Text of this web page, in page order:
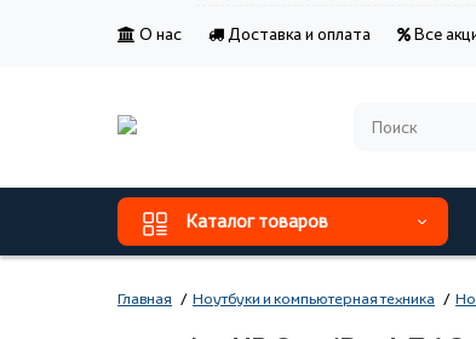
О нас Доставка и оплата Все
Каталог товаров
Главная Ноутбуки и компьютерная техника